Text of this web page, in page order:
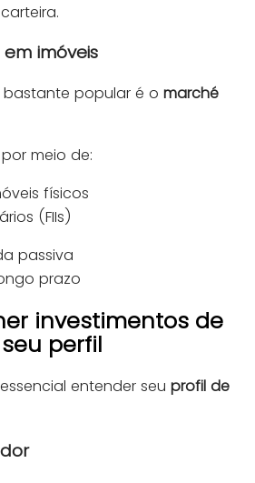
imóveis
popular é o marché
meio de:
físicos
(FIIs)
passiva
prazo
investimentos de
perfil
entender seu profil de